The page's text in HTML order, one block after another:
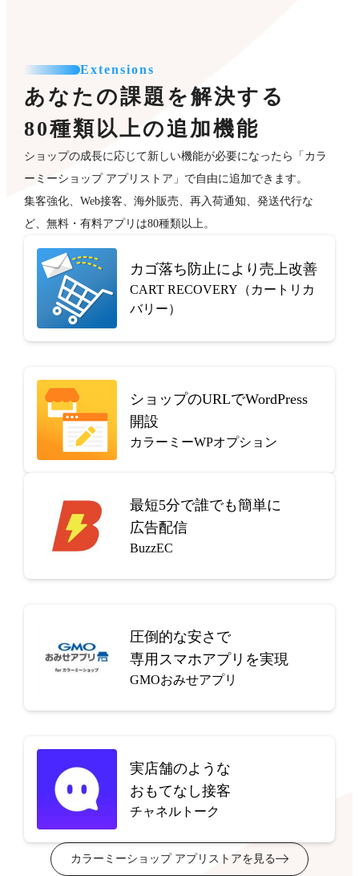
Extensions
あなたの課題を解決する
80種類以上の追加機能
ショップの成長に応じて新しい機能が必要になったら「カラ
ーミーショップ アプリストア」で自由に追加できます。
集客強化、Web接客、海外販売、再入荷通知、発送代行な
ど、無料・有料アプリは80種類以上。
カゴ落ち防止により売上改善
CART RECOVERY（カートリカ
バリー）
ショップのURLでWordPress
開設
カラーミーWPオプション
最短5分で誰でも簡単に
広告配信
BuzzEC
圧倒的な安さで
専用スマホアプリを実現
GMOおみせアプリ
実店舗のような
おもてなし接客
チャネルトーク
カラーミーショップ アプリストアを見る